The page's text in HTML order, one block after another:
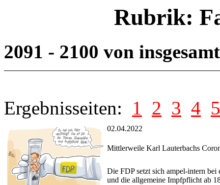
Rubrik:
2091 - 2100 von
Ergebnisseiten: 1 2 3 4 5
02.04.2022
Mittlerweile Karl Lauterbachs
Die FDP setzt sich ampel-intern
und die allgemeine Impfpflicht ab